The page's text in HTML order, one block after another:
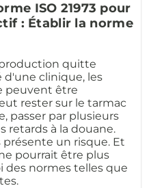
ISO 21973 pour
: Établir la norme
quitte
clinique, les
peuvent être
rester sur le tarmac
passer par plusieurs
retards à la douane.
un risque. Et
pourrait être plus
des normes telles que